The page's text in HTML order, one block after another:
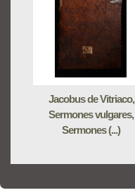
Jacobus de Vitriaco,
Sermones vulgares,
Sermones (...)